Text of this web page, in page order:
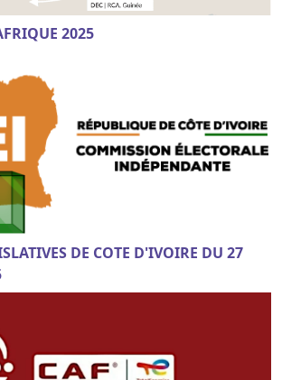
2025
DE COTE D'IVOIRE DU 27